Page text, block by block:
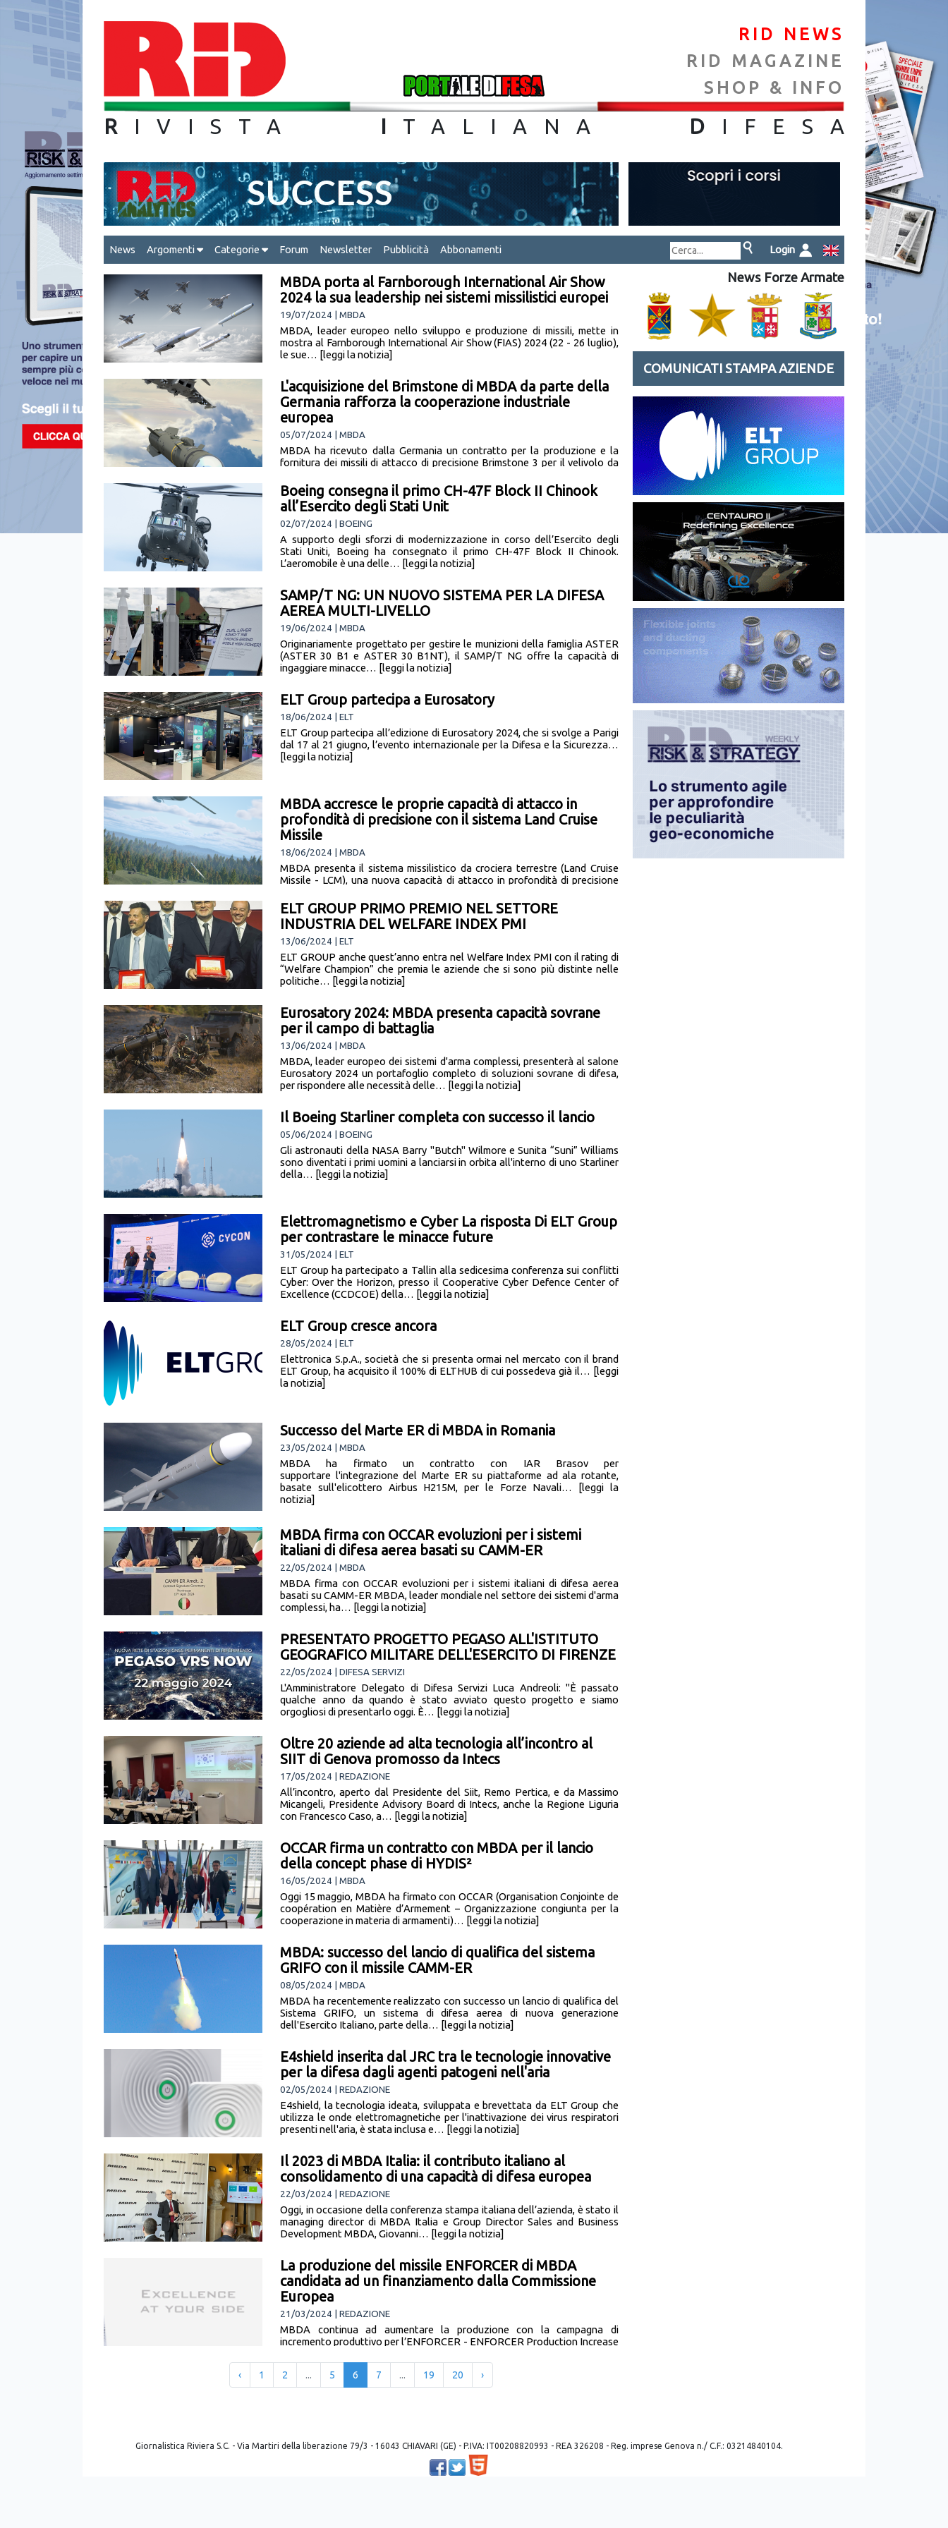
RID NEWS
RID MAGAZINE
SHOP & INFO
R IVISTA I TALIANA D IFES A
News Argomenti Categorie Forum Newsletter Pubblicità Abbonamenti Login
MBDA porta al Farnborough International Air Show
2024 la sua leadership nei sistemi missilistici europei
19/07/2024 | MBDA
MBDA, leader europeo nello sviluppo e produzione di missili, mette in
mostra al Farnborough International Air Show (FIAS) 2024 (22 - 26 luglio),
le sue… [leggi la notizia]
L'acquisizione del Brimstone di MBDA da parte della
Germania rafforza la cooperazione industriale
europea
05/07/2024 | MBDA
MBDA ha ricevuto dalla Germania un contratto per la produzione e la
fornitura dei missili di attacco di precisione Brimstone 3 per il velivolo da
Boeing consegna il primo CH-47F Block II Chinook
all’Esercito degli Stati Unit
02/07/2024 | BOEING
A supporto degli sforzi di modernizzazione in corso dell’Esercito degli
Stati Uniti, Boeing ha consegnato il primo CH-47F Block II Chinook.
L’aeromobile è una delle… [leggi la notizia]
SAMP/T NG: UN NUOVO SISTEMA PER LA DIFESA
AEREA MULTI-LIVELLO
19/06/2024 | MBDA
Originariamente progettato per gestire le munizioni della famiglia ASTER
(ASTER 30 B1 e ASTER 30 B1NT), il SAMP/T NG offre la capacità di
ingaggiare minacce… [leggi la notizia]
ELT Group partecipa a Eurosatory
18/06/2024 | ELT
ELT Group partecipa all’edizione di Eurosatory 2024, che si svolge a Parigi
dal 17 al 21 giugno, l’evento internazionale per la Difesa e la Sicurezza…
[leggi la notizia]
MBDA accresce le proprie capacità di attacco in
profondità di precisione con il sistema Land Cruise
Missile
18/06/2024 | MBDA
MBDA presenta il sistema missilistico da crociera terrestre (Land Cruise
Missile - LCM), una nuova capacità di attacco in profondità di precisione
ELT GROUP PRIMO PREMIO NEL SETTORE
INDUSTRIA DEL WELFARE INDEX PMI
13/06/2024 | ELT
ELT GROUP anche quest’anno entra nel Welfare Index PMI con il rating di
“Welfare Champion” che premia le aziende che si sono più distinte nelle
politiche… [leggi la notizia]
Eurosatory 2024: MBDA presenta capacità sovrane
per il campo di battaglia
13/06/2024 | MBDA
MBDA, leader europeo dei sistemi d'arma complessi, presenterà al salone
Eurosatory 2024 un portafoglio completo di soluzioni sovrane di difesa,
per rispondere alle necessità delle… [leggi la notizia]
Il Boeing Starliner completa con successo il lancio
05/06/2024 | BOEING
Gli astronauti della NASA Barry "Butch" Wilmore e Sunita “Suni” Williams
sono diventati i primi uomini a lanciarsi in orbita all'interno di uno Starliner
della… [leggi la notizia]
Elettromagnetismo e Cyber La risposta Di ELT Group
per contrastare le minacce future
31/05/2024 | ELT
ELT Group ha partecipato a Tallin alla sedicesima conferenza sui conflitti
Cyber: Over the Horizon, presso il Cooperative Cyber Defence Center of
Excellence (CCDCOE) della… [leggi la notizia]
ELT Group cresce ancora
28/05/2024 | ELT
Elettronica S.p.A., società che si presenta ormai nel mercato con il brand
ELT Group, ha acquisito il 100% di ELTHUB di cui possedeva già il… [leggi
la notizia]
Successo del Marte ER di MBDA in Romania
23/05/2024 | MBDA
MBDA ha firmato un contratto con IAR Brasov per
supportare l'integrazione del Marte ER su piattaforme ad ala rotante,
basate sull'elicottero Airbus H215M, per le Forze Navali… [leggi la
notizia]
MBDA firma con OCCAR evoluzioni per i sistemi
italiani di difesa aerea basati su CAMM-ER
22/05/2024 | MBDA
MBDA firma con OCCAR evoluzioni per i sistemi italiani di difesa aerea
basati su CAMM-ER MBDA, leader mondiale nel settore dei sistemi d'arma
complessi, ha… [leggi la notizia]
PRESENTATO PROGETTO PEGASO ALL'ISTITUTO
GEOGRAFICO MILITARE DELL'ESERCITO DI FIRENZE
22/05/2024 | DIFESA SERVIZI
L'Amministratore Delegato di Difesa Servizi Luca Andreoli: "È passato
qualche anno da quando è stato avviato questo progetto e siamo
orgogliosi di presentarlo oggi. È… [leggi la notizia]
Oltre 20 aziende ad alta tecnologia all’incontro al
SIIT di Genova promosso da Intecs
17/05/2024 | REDAZIONE
All’incontro, aperto dal Presidente del Siit, Remo Pertica, e da Massimo
Micangeli, Presidente Advisory Board di Intecs, anche la Regione Liguria
con Francesco Caso, a… [leggi la notizia]
OCCAR firma un contratto con MBDA per il lancio
della concept phase di HYDIS²
16/05/2024 | MBDA
Oggi 15 maggio, MBDA ha firmato con OCCAR (Organisation Conjointe de
coopération en Matière d’Armement – Organizzazione congiunta per la
cooperazione in materia di armamenti)… [leggi la notizia]
MBDA: successo del lancio di qualifica del sistema
GRIFO con il missile CAMM-ER
08/05/2024 | MBDA
MBDA ha recentemente realizzato con successo un lancio di qualifica del
Sistema GRIFO, un sistema di difesa aerea di nuova generazione
dell'Esercito Italiano, parte della… [leggi la notizia]
E4shield inserita dal JRC tra le tecnologie innovative
per la difesa dagli agenti patogeni nell'aria
02/05/2024 | REDAZIONE
E4shield, la tecnologia ideata, sviluppata e brevettata da ELT Group che
utilizza le onde elettromagnetiche per l'inattivazione dei virus respiratori
presenti nell'aria, è stata inclusa e… [leggi la notizia]
Il 2023 di MBDA Italia: il contributo italiano al
consolidamento di una capacità di difesa europea
22/03/2024 | REDAZIONE
Oggi, in occasione della conferenza stampa italiana dell’azienda, è stato il
managing director di MBDA Italia e Group Director Sales and Business
Development MBDA, Giovanni… [leggi la notizia]
La produzione del missile ENFORCER di MBDA
candidata ad un finanziamento dalla Commissione
Europea
21/03/2024 | REDAZIONE
MBDA continua ad aumentare la produzione con la campagna di
incremento produttivo per l’ENFORCER - ENFORCER Production Increase
‹ 1 2 ... 5 6 7 ... 19 20 ›
News Forze Armate
COMUNICATI STAMPA AZIENDE
Giornalistica Riviera S.C. - Via Martiri della liberazione 79/3 - 16043 CHIAVARI (GE) - P.IVA: IT00208820993 - REA 326208 - Reg. imprese Genova n./ C.F.: 03214840104.